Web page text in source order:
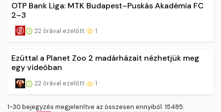
OTP Bank Liga: MTK Budapest–Puskás Akadémia FC
2–3
22 órával ezelőtt 1
Ezúttal a Planet Zoo 2 madárházait nézhetjük meg
egy videóban
22 órával ezelőtt 1
1-30 bejegyzés megjelenítve az összesen ennyiből: 15485.